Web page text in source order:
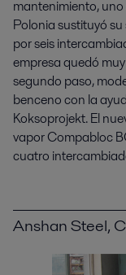
mantenimiento,
Polonia sustituyó
por seis
empresa quedó
segundo paso,
benceno con la
Koksoprojekt. El
vapor Compabloc
cuatro
Anshan Steel,